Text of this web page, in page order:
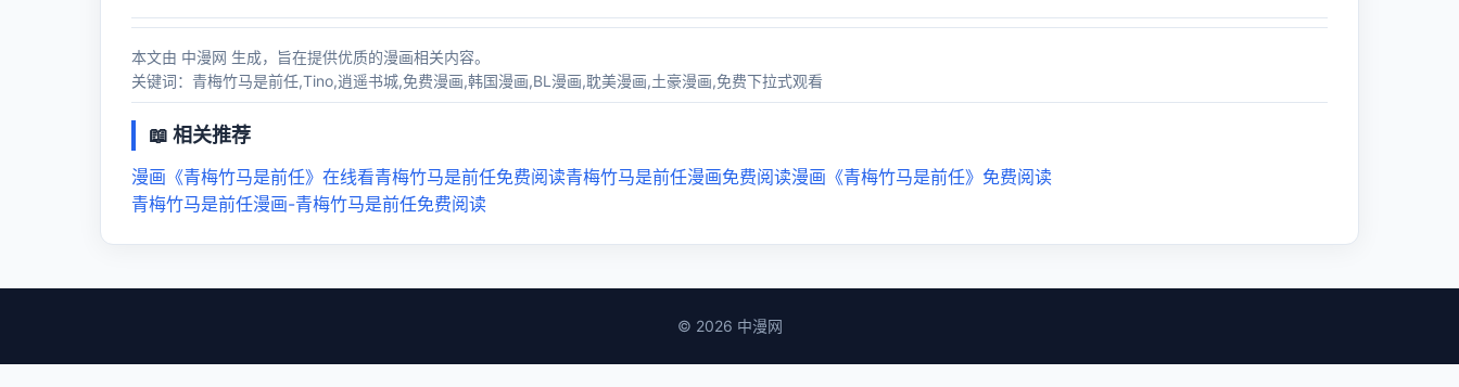
本文由 中漫网 生成，旨在提供优质的漫画相关内容。
关键词：青梅竹马是前任,Tino,逍遥书城,免费漫画,韩国漫画,BL漫画,耽美漫画,土豪漫画,免费下拉式观看
📖 相关推荐
漫画《青梅竹马是前任》在线看青梅竹马是前任免费阅读青梅竹马是前任漫画免费阅读漫画《青梅竹马是前任》免费阅读
青梅竹马是前任漫画-青梅竹马是前任免费阅读
© 2026 中漫网